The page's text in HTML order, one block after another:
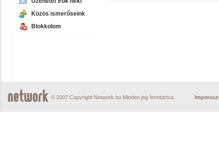
Közös ismerőseink
Blokkolom
© 2007 Copyright Network.hu Minden jog fenntartva.